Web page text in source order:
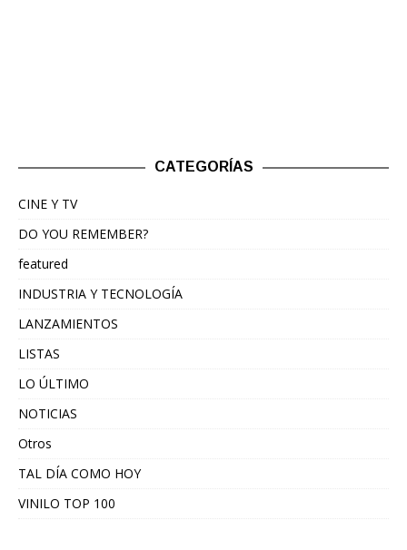
CATEGORÍAS
CINE Y TV
DO YOU REMEMBER?
featured
INDUSTRIA Y TECNOLOGÍA
LANZAMIENTOS
LISTAS
LO ÚLTIMO
NOTICIAS
Otros
TAL DÍA COMO HOY
VINILO TOP 100